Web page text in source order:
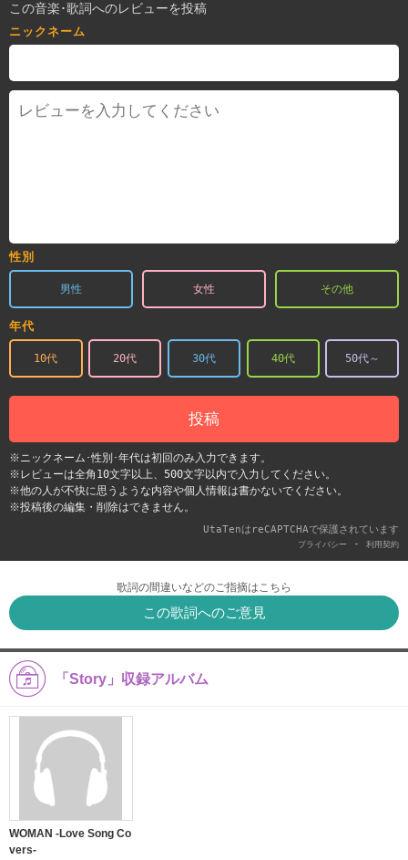
この音楽･歌詞へのレビューを投稿
ニックネーム
性別
男性 女性 その他
年代
10代 20代 30代 40代 50代～
投稿
※ニックネーム･性別･年代は初回のみ入力できます。
※レビューは全角10文字以上、500文字以内で入力してください。
※他の人が不快に思うような内容や個人情報は書かないでください。
※投稿後の編集・削除はできません。
UtaTenはreCAPTCHAで保護されています
プライバシー - 利用契約
歌詞の間違いなどのご指摘はこちら
この歌詞へのご意見
「Story」収録アルバム
WOMAN -Love Song Co
vers-